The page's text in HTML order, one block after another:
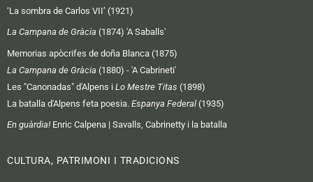
‘La sombra de Carlos VII’ (1921)
La Campana de Gràcia (1874) 'A Saballs'
Memorias apòcrifes de doña Blanca (1875)
La Campana de Gràcia (1880) - 'A Cabrineti'
Les "Canonadas" d'Alpens i Lo Mestre Titas (1898)
La batalla d'Alpens feta poesia. Espanya Federal (1935)
En guàrdia! Enric Calpena | Savalls, Cabrinetty i la batalla
CULTURA, PATRIMONI I TRADICIONS